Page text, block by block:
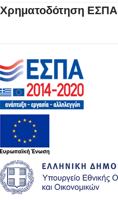
Χρηματοδότηση ΕΣΠΑ